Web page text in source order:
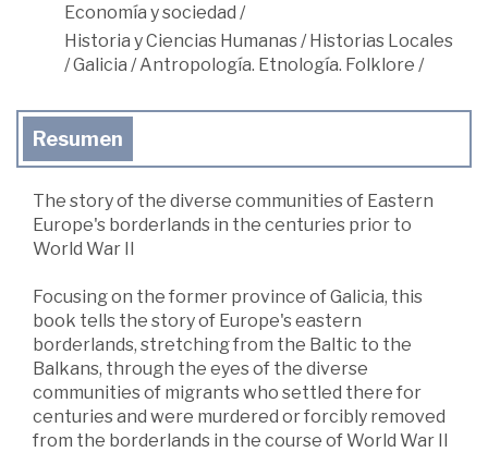
Economía y sociedad /
Historia y Ciencias Humanas/Historias Locales
/Galicia /Antropología. Etnología. Folklore /
Resumen
The story of the diverse communities of Eastern
Europe's borderlands in the centuries prior to
World War II
Focusing on the former province of Galicia, this
book tells the story of Europe's eastern
borderlands, stretching from the Baltic to the
Balkans, through the eyes of the diverse
communities of migrants who settled there for
centuries and were murdered or forcibly removed
from the borderlands in the course of World War II